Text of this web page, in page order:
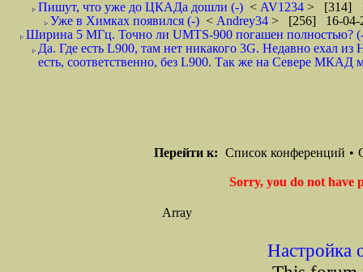
Пишут, что уже до ЦКАДа дошли (-) < AV1234 > [314]
Уже в Химках появился (-) < Andrey34 > [256] 16-04-
Ширина 5 МГц. Точно ли UMTS-900 погашен полностью?
Да. Где есть L900, там нет никакого 3G. Недавно ехал
есть, соответственно, без L900. Так же на Севере МКАД
Перейти к: Список конференций •
Sorry, you do not have
Array
Настройка